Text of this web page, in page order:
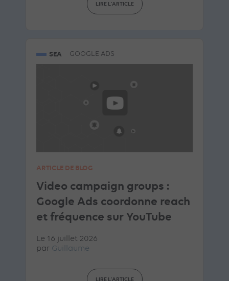
LIRE L'ARTICLE
SEA GOOGLE ADS
ARTICLE DE BLOG
Video campaign groups :
Google Ads coordonne reach
et fréquence sur YouTube
Le 16 juillet 2026
par Guillaume
LIRE L'ARTICLE